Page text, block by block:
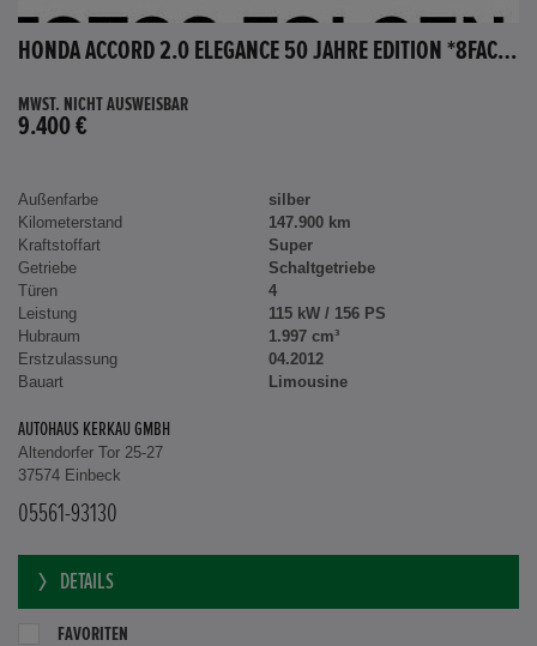
HONDA ACCORD 2.0 ELEGANCE 50 JAHRE EDITION *8FACH BEREIFT*
MWST. NICHT AUSWEISBAR
9.400 €
Außenfarbe
silber
Kilometerstand
147.900 km
Kraftstoffart
Super
Getriebe
Schaltgetriebe
Türen
4
Leistung
115 kW / 156 PS
Hubraum
1.997 cm³
Erstzulassung
04.2012
Bauart
Limousine
AUTOHAUS KERKAU GMBH
Altendorfer Tor 25-27
37574 Einbeck
05561-93130
DETAILS
FAVORITEN